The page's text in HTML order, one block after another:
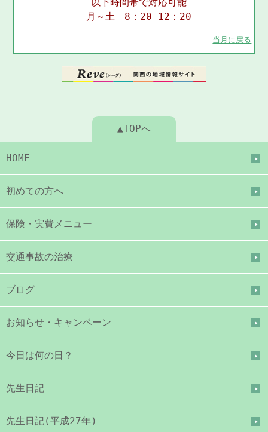
以下時間帯で対応可能
月～土 8：20-12：20
当月に戻る
▲TOPへ
HOME
初めての方へ
保険・実費メニュー
交通事故の治療
ブログ
お知らせ・キャンペーン
今日は何の日？
先生日記
先生日記(平成27年)